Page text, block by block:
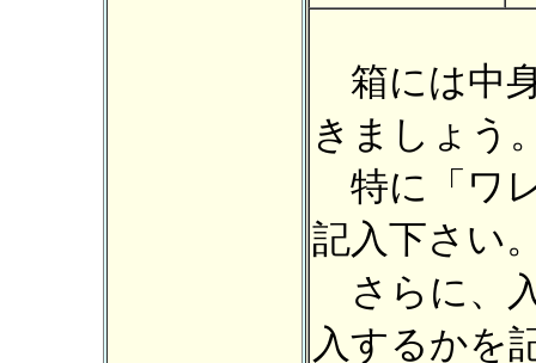
箱には中
きましょう
特に「ワ
記入下さい
さらに、
入するかを